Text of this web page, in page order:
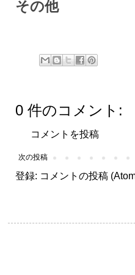
その他
0 件のコメント:
コメントを投稿
次の投稿
登録: コメントの投稿